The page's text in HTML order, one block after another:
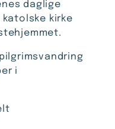
daglige
kirke
i